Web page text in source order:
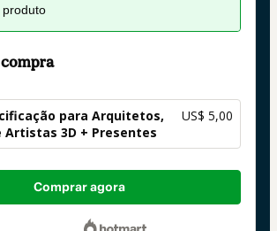
produto
compra
para Arquitetos,
Artistas 3D + Presentes
US$ 5,00
Comprar agora